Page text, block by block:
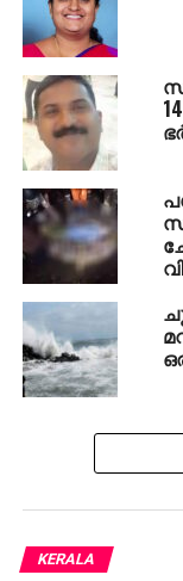
തൃപ്പൂണിത്തുറ
രചന
വീണ് തല്‍ക്ഷണം
മൂന്നാം നിലയിലെ
തിരുവാണിയൂര്‍
ഒന്‍പതാം ക്ലാസ്
സഹപാഠികള്‍
ഇന്‍സ്റ്റഗ്രാം
THRIPPUNITHURA
UP NEXT
യുഎസ്
മലപ്പുറത്ത്
KERALA